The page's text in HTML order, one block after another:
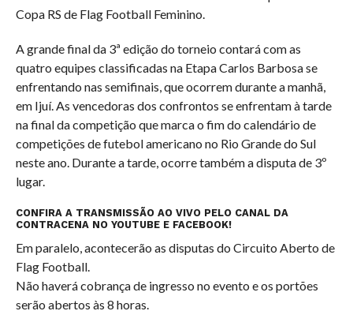
Copa RS de Flag Football Feminino.
A grande final da 3ª edição do torneio contará com as
quatro equipes classificadas na Etapa Carlos Barbosa se
enfrentando nas semifinais, que ocorrem durante a manhã,
em Ijuí. As vencedoras dos confrontos se enfrentam à tarde
na final da competição que marca o fim do calendário de
competições de futebol americano no Rio Grande do Sul
neste ano. Durante a tarde, ocorre também a disputa de 3º
lugar.
CONFIRA A TRANSMISSÃO AO VIVO PELO CANAL DA
CONTRACENA NO YOUTUBE E FACEBOOK!
Em paralelo, acontecerão as disputas do Circuito Aberto de
Flag Football.
Não haverá cobrança de ingresso no evento e os portões
serão abertos às 8 horas.